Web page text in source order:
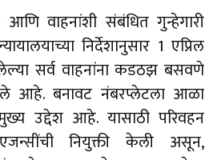
आणि वाहनांशी संबंधित गुन्हेगारी
निर्देशानुसार 1 एप्रिल
सर्व वाहनांना कडठझ बसवणे
आहे. बनावट नंबरप्लेटला आळा
उद्देश आहे. यासाठी परिवहन
नियुक्ती केली असून,